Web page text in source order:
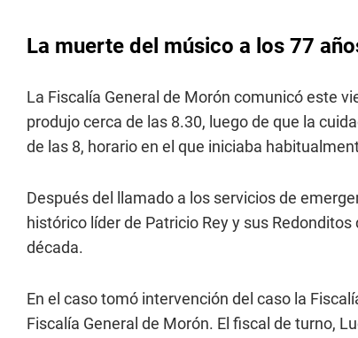
La muerte del músico a los 77
La Fiscalía General de Morón comunicó este
produjo cerca de las 8.30, luego de que la
de las 8, horario en el que iniciaba
Después del llamado a los servicios de
histórico líder de Patricio Rey y sus
década.
En el caso tomó intervención del caso la
Fiscalía General de Morón. El fiscal de turno,